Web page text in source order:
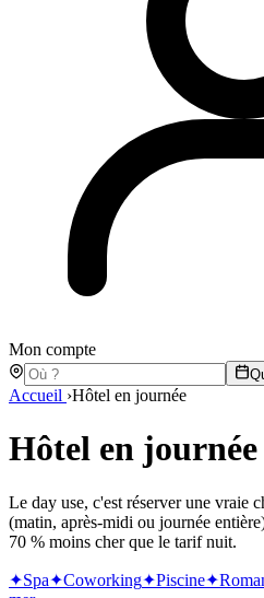
Mon compte
Accueil ›Hôtel en journée
Hôtel en journée
Le day use, c'est réserver une vraie
(matin, après-midi ou journée
70 % moins cher que le tarif nuit.
✦Spa✦Coworking✦Piscine✦